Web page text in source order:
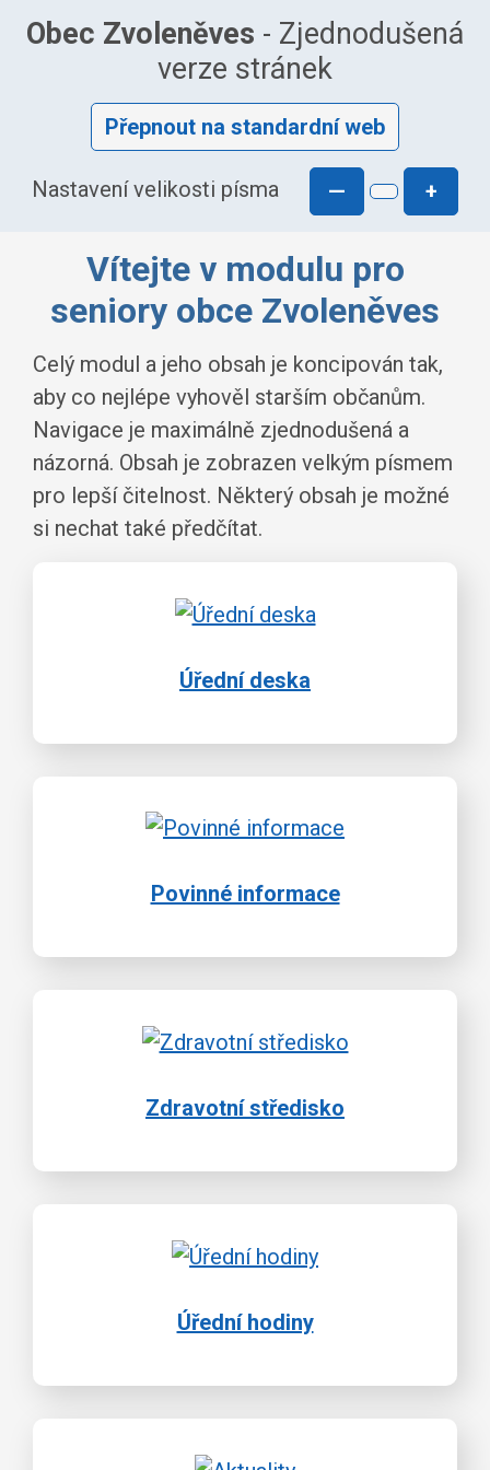
Obec Zvoleněves - Zjednodušená
verze stránek
Přepnout na standardní web
Nastavení velikosti písma — +
Vítejte v modulu pro
seniory obce Zvoleněves
Celý modul a jeho obsah je koncipován tak,
aby co nejlépe vyhověl starším občanům.
Navigace je maximálně zjednodušená a
názorná. Obsah je zobrazen velkým písmem
pro lepší čitelnost. Některý obsah je možné
si nechat také předčítat.
Úřední deska
Povinné informace
Zdravotní středisko
Úřední hodiny